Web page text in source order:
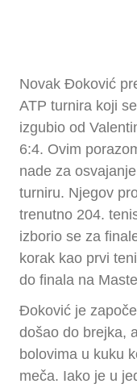
Novak Đoković
ATP turnira koji
izgubio od
6:4. Ovim
nade za
turniru. Njegov
trenutno 204.
izborio se za
korak kao prvi
do finala na
Đoković je
došao do brejka,
bolovima u kuku
meča. Iako je u